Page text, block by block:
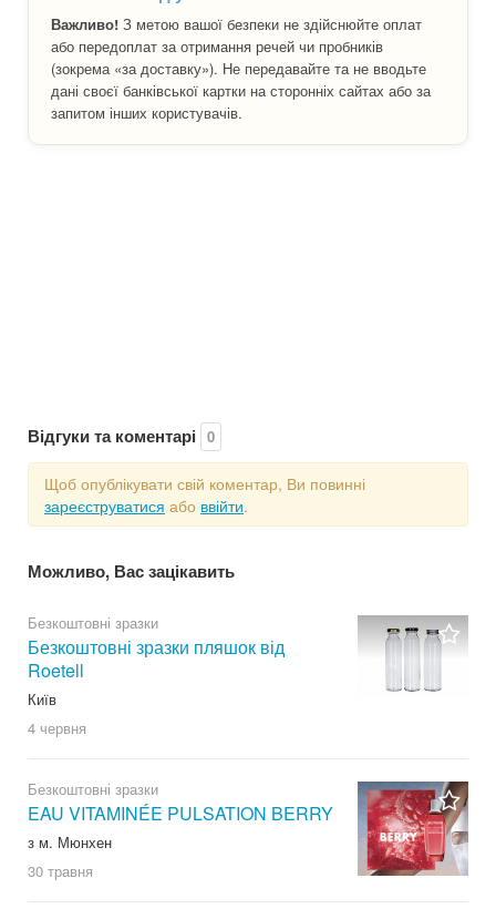
Важливо! З метою вашої безпеки не здійснюйте оплат
або передоплат за отримання речей чи пробників
(зокрема «за доставку»). Не передавайте та не вводьте
дані своєї банківської картки на сторонніх сайтах або за
запитом інших користувачів.
Відгуки та коментарі 0
Щоб опублікувати свій коментар, Ви повинні
зареєструватися або ввійти.
Можливо, Вас зацікавить
Безкоштовні зразки
Безкоштовні зразки пляшок від
Roetell
Київ
4 червня
Безкоштовні зразки
EAU VITAMINÉE PULSATION BERRY
з м. Мюнхен
30 травня